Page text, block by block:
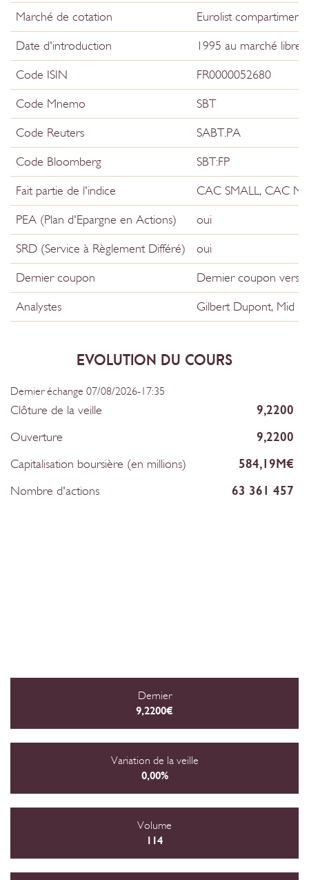
Marché de cotation
Eurolist compartiment
Date d'introduction
1995 au marché libre
Code ISIN
FR0000052680
Code Mnemo
SBT
Code Reuters
SABT.PA
Code Bloomberg
SBT:FP
Fait partie de l'indice
CAC SMALL, CAC
PEA (Plan d'Epargne en Actions)
oui
SRD (Service à Règlement Différé)
oui
Dernier coupon
Dernier coupon versé
Analystes
Gilbert Dupont, Mid
EVOLUTION DU COURS
Dernier échange 07/08/2026-17:35
Clôture de la veille
9,2200
Ouverture
9,2200
Capitalisation boursière (en millions)
584,19M€
Nombre d'actions
63 361 457
Dernier
9,2200€
Variation de la veille
0,00%
Volume
114